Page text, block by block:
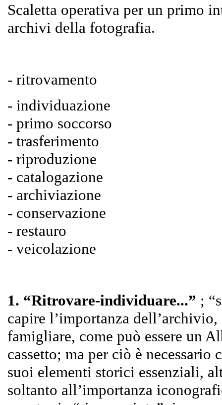
Scaletta operativa per un primo
archivi della fotografia.
- ritrovamento
- individuazione
- primo soccorso
- trasferimento
- riproduzione
- catalogazione
- archiviazione
- conservazione
- restauro
- veicolazione
1. “Ritrovare-individuare...” ;
capire l’importanza
famigliare, come può essere un
cassetto; ma per ciò è necessario
suoi elementi storici essenziali,
soltanto all’importanza